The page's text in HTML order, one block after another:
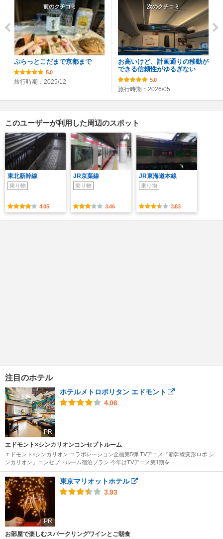
前のクチコミ
ぷらっとこだまで京都まで
5.0
旅行時期：2025/12
次のクチコミ
お高いけど、計画通りの移動が
できる信頼性がゆるぎない
5.0
旅行時期：2026/05
このユーザーが利用した周辺のスポット
東北新幹線
乗り物
4.05
JR京葉線
乗り物
3.46
JR東海道本線
乗り物
3.83
注目のホテル
PR
ホテルメトロポリタン エドモント
4.06
エドモント×シンカリオンコンセプトルーム
エドモント×シンカリオン コラボレーション企画第5弾 TVアニメ『新幹線変形ロボ シ
ンカリオン』コンセプトルーム宿泊プラン 今年はTVアニメ第1期を...
PR
東京マリオットホテル
3.93
お部屋で楽しむスパークリングワインとご朝食